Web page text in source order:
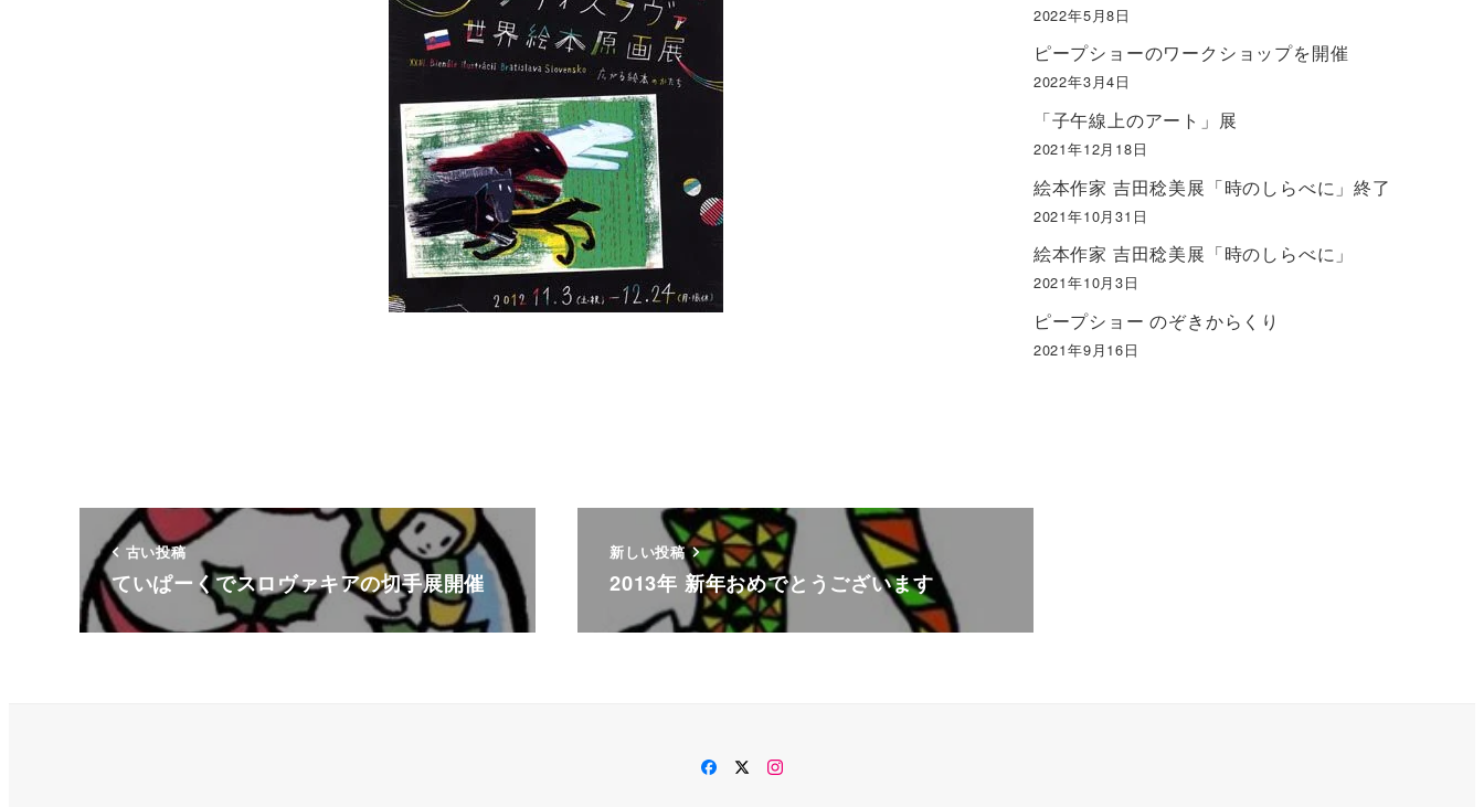
古い投稿
ていぱーくでスロヴァキアの切手展開催
新しい投稿
2013年 新年おめでとうございます
2022年5月8日
ピープショーのワークショップを開催
2022年3月4日
「子午線上のアート」展
2021年12月18日
絵本作家 吉田稔美展「時のしらべに」終了
2021年10月31日
絵本作家 吉田稔美展「時のしらべに」
2021年10月3日
ピープショー のぞきからくり
2021年9月16日
Facebook
TwitterInstagram